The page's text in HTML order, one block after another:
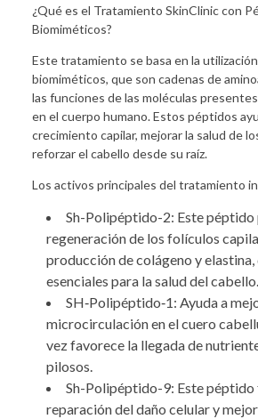
¿Qué es el Tratamiento SkinClinic con
Biomiméticos?
Este tratamiento se basa en la
biomiméticos, que son cadenas de
las funciones de las moléculas
en el cuerpo humano. Estos péptidos
crecimiento capilar, mejorar la salud de
reforzar el cabello desde su raíz.
Los activos principales del tratamiento
Sh-Polipéptido-2: Este péptido
regeneración de los folículos
producción de colágeno y elastina,
esenciales para la salud del cabello.
SH‐Polipéptido‐1: Ayuda a
microcirculación en el cuero
vez favorece la llegada de
pilosos.
Sh-Polipéptido-9: Este péptido
reparación del daño celular y